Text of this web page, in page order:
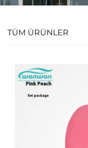
TÜM ÜRÜNLER